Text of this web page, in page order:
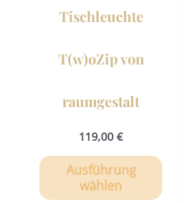
ProduktseiteTischleuchte
T(w)oZip von
raumgestalt
119,00 €
Ausführung
wählen